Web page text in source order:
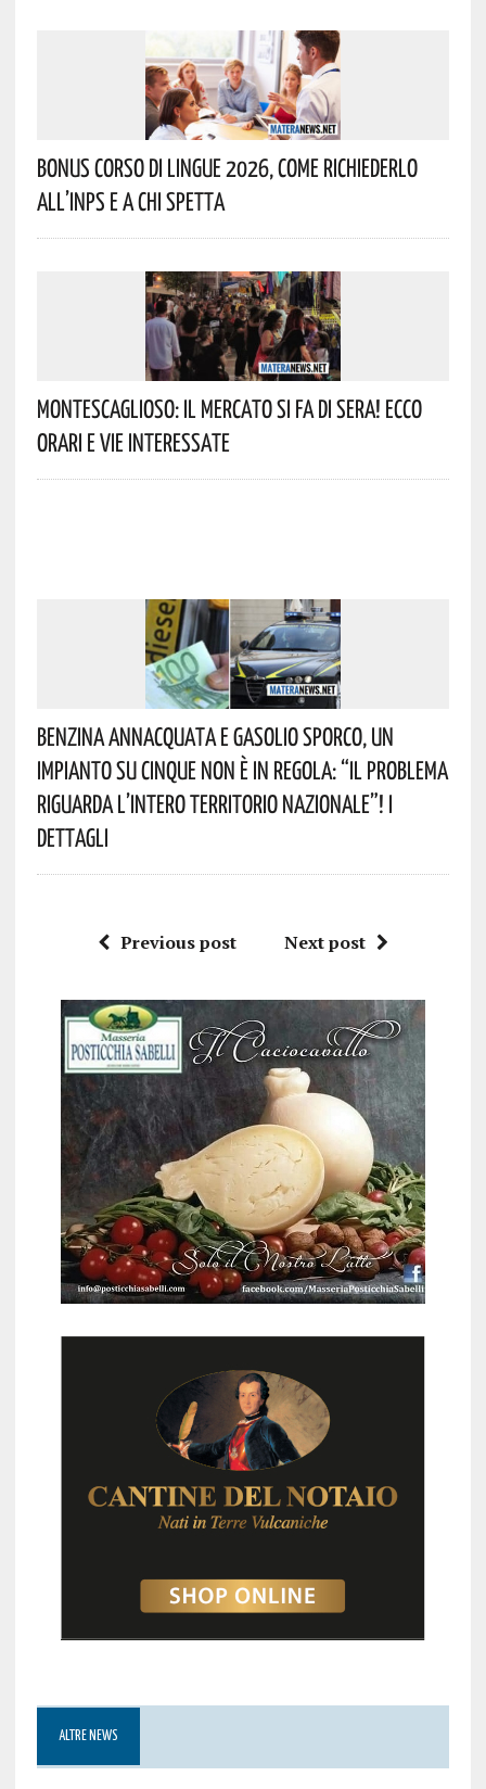
Bonus Corso Di Lingue 2026, Come Richiederlo
All’INPS E A Chi Spetta
Montescaglioso: Il Mercato Si Fa Di Sera! Ecco
Orari E Vie Interessate
Benzina Annacquata E Gasolio Sporco, Un
Impianto Su Cinque Non È In Regola: “il Problema
Riguarda L’intero Territorio Nazionale”! I
Dettagli
Previous post Next post
ALTRE NEWS